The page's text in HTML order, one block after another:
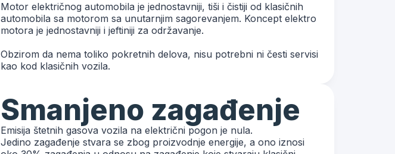
Motor električnog automobila je jednostavniji, tiši i čistiji od klasičnih
automobila sa motorom sa unutarnjim sagorevanjem. Koncept elektro
motora je jednostavniji i jeftiniji za održavanje.
Obzirom da nema toliko pokretnih delova, nisu potrebni ni česti servisi
kao kod klasičnih vozila.
Smanjeno zagađenje
Emisija štetnih gasova vozila na električni pogon je nula.
Jedino zagađenje stvara se zbog proizvodnje energije, a ono iznosi